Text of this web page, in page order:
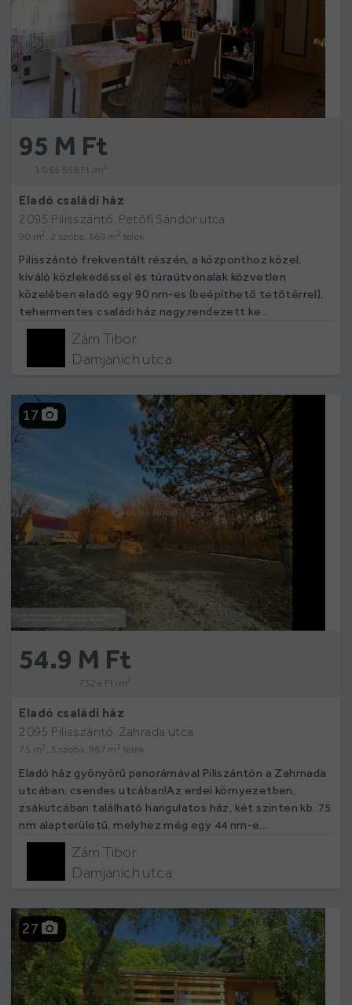
95 M Ft
1 055 556 Ft /m2
Eladó családi ház
2095 Pilisszántó, Petőfi Sándor utca
90 m2 , 2 szoba, 669 m 2 telek
Pilisszántó frekventált részén, a központhoz közel,
kiváló közlekedéssel és túraútvonalak közvetlen
közelében eladó egy 90 nm-es (beépíthető tetőtérrel),
tehermentes családi ház nagy,rendezett ke...
Zám Tibor
Damjanich utca
17
54.9 M Ft
732 e Ft /m2
Eladó családi ház
2095 Pilisszántó, Zahrada utca
75 m2, 3 szoba, 987 m 2 telek
Eladó ház gyönyörű panorámával Piliszántón a Zahrnada
utcában, csendes utcában!Az erdei környezetben,
zsákutcában található hangulatos ház, két szinten kb. 75
nm alapterületű, melyhez még egy 44 nm-e...
Zám Tibor
Damjanich utca
27